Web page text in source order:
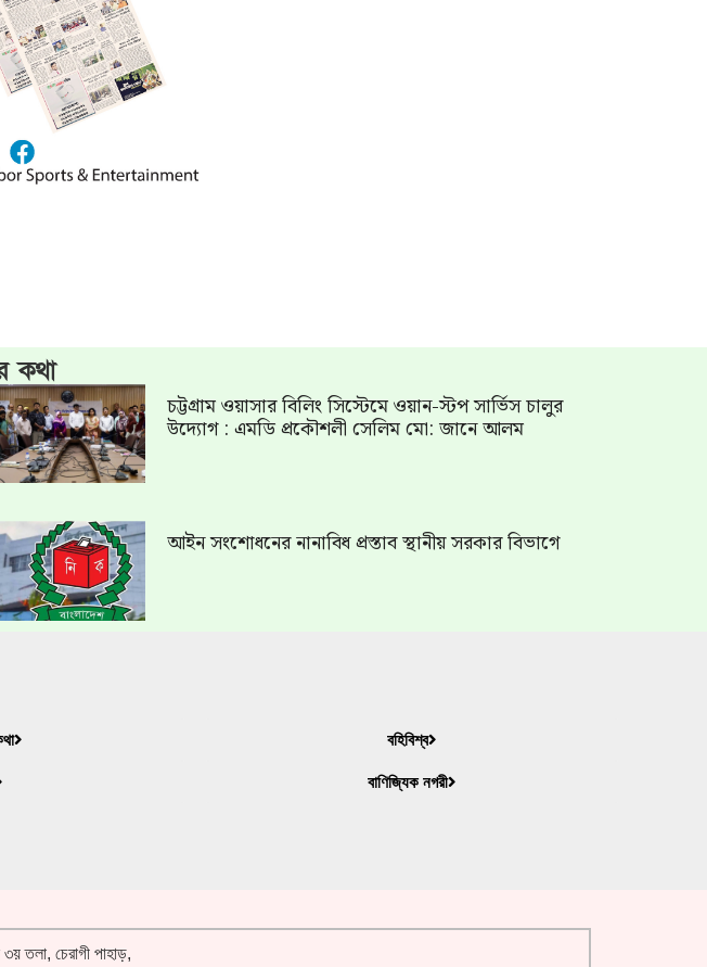
কথা
চট্টগ্রাম ওয়াসার বিলিং সিস্টেমে ওয়ান-স্টপ সার্ভিস চালুর
উদ্যোগ : এমডি প্রকৌশলী সেলিম মো: জানে আলম
আইন সংশোধনের নানাবিধ প্রস্তাব স্থানীয় সরকার বিভাগে
বহিবিশ্ব
বাণিজ্যিক নগরী
তলা, চেরাগী পাহাড়,